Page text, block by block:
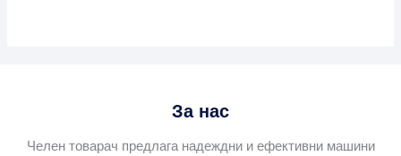
За нас
Челен товарач предлага надеждни и ефективни машини